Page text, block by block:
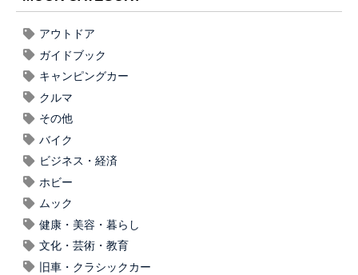
アウトドア
ガイドブック
キャンピングカー
クルマ
その他
バイク
ビジネス・経済
ホビー
ムック
健康・美容・暮らし
文化・芸術・教育
旧車・クラシックカー